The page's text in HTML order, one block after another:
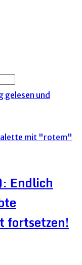
gelesen und
Endlich
fortsetzen!